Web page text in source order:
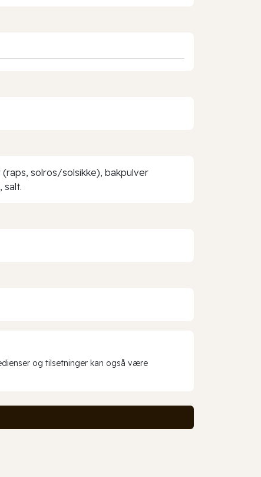
solros/solsikke), bakpulver
salt.
og tilsetninger kan også være